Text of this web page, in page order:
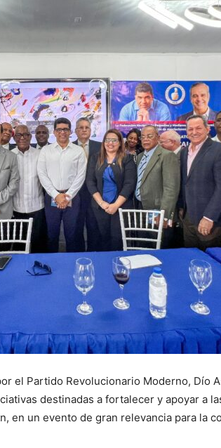
el Partido Revolucionario Moderno, Dío
destinadas a fortalecer y apoyar a
en un evento de gran relevancia para la